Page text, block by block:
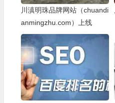
川滇明珠品牌网站（chuandi
anmingzhu.com）上线